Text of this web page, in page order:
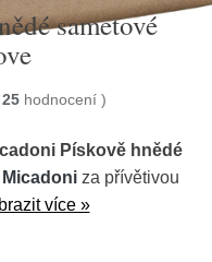
sametové
25 hodnocení )
Pískově hnědé
Micadoniza přívětivou
více »